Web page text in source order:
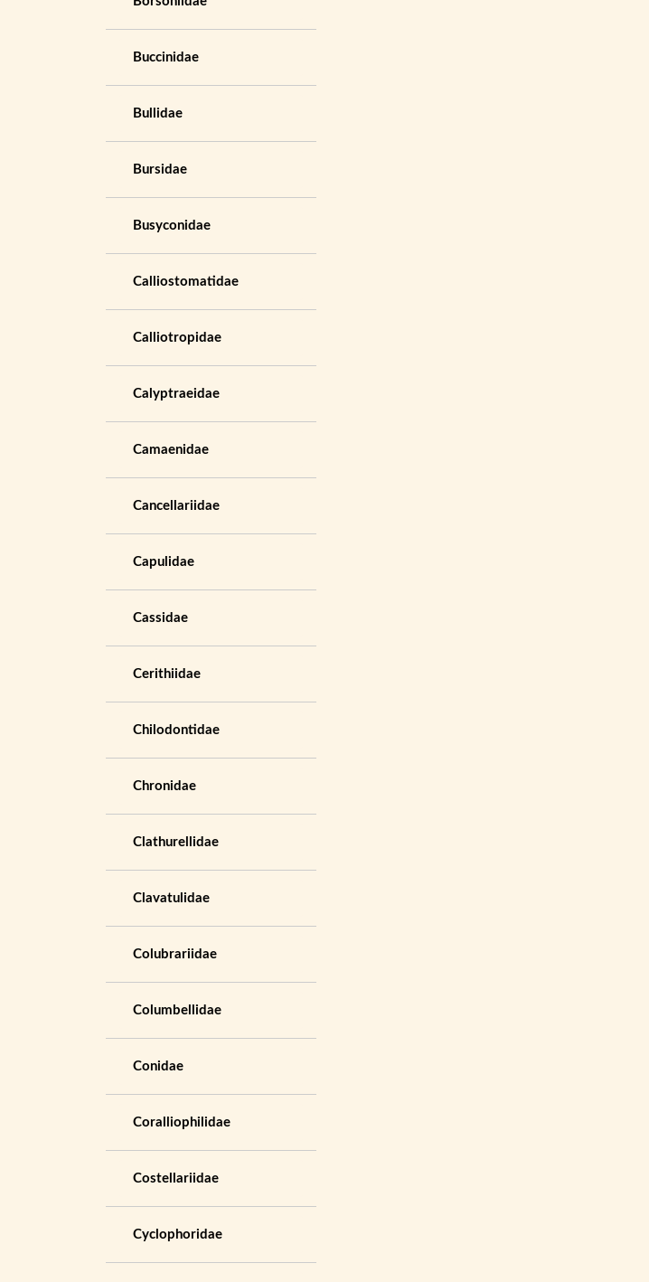
Buccinidae
Bullidae
Bursidae
Busyconidae
Calliostomatidae
Calliotropidae
Calyptraeidae
Camaenidae
Cancellariidae
Capulidae
Cassidae
Cerithiidae
Chilodontidae
Chronidae
Clathurellidae
Clavatulidae
Colubrariidae
Columbellidae
Conidae
Coralliophilidae
Costellariidae
Cyclophoridae